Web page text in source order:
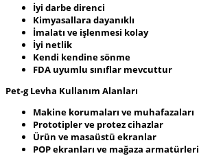
İyi darbe direnci
Kimyasallara dayanıklı
İmalatı ve işlenmesi kolay
İyi netlik
Kendi kendine sönme
FDA uyumlu sınıflar mevcuttur
Pet-g Levha Kullanım Alanları
Makine korumaları ve muhafazaları
Prototipler ve protez cihazlar
Ürün ve masaüstü ekranlar
POP ekranları ve mağaza armatürleri